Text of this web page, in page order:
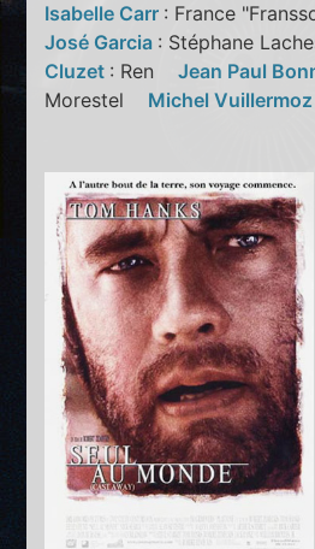
Isabelle Carr : France
José Garcia : Stéphane
Cluzet : RenJean Paul
Morestel Michel Vuillermoz